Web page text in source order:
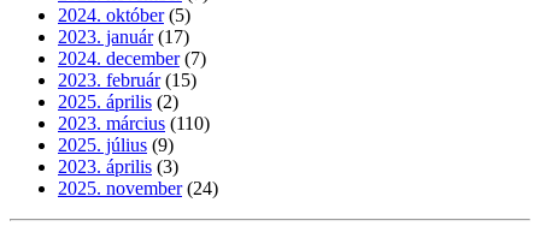
2024. október (5)
2023. január (17)
2024. december (7)
2023. február (15)
2025. április (2)
2023. március (110)
2025. július (9)
2023. április (3)
2025. november (24)